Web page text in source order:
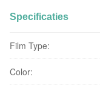
Specificaties
Film Type:
Color: